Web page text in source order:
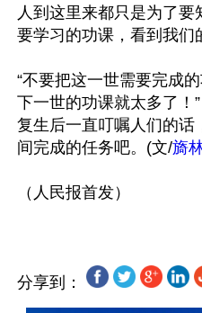
人到这里来都只是为了
要学习的功课，看到我们
“不要把这一世需要完成
下一世的功课就太多了！
复生后一直叮嘱人们的话
间完成的任务吧。(文/旖
分享到：